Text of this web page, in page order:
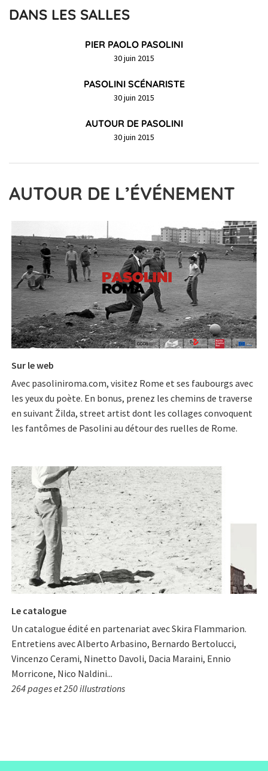
DANS LES SALLES
PIER PAOLO PASOLINI
30 juin 2015
PASOLINI SCÉNARISTE
30 juin 2015
AUTOUR DE PASOLINI
30 juin 2015
AUTOUR DE L’ÉVÉNEMENT
Sur le web
Avec pasoliniroma.com, visitez Rome et ses faubourgs avec
les yeux du poète. En bonus, prenez les chemins de traverse
en suivant Žilda, street artist dont les collages convoquent
les fantômes de Pasolini au détour des ruelles de Rome.
Le catalogue
Un catalogue édité en partenariat avec Skira Flammarion.
Entretiens avec Alberto Arbasino, Bernardo Bertolucci,
Vincenzo Cerami, Ninetto Davoli, Dacia Maraini, Ennio
Morricone, Nico Naldini...
264 pages et 250 illustrations